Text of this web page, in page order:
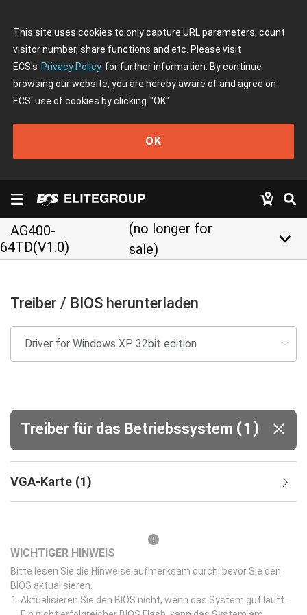
This site uses cookies to only capture URL parameters, count
visitor number, share functions and etc. Please visit
ECS's Privacy Policy for further information. By continue
browsing our website, you are hereby aware of and agree on
ECS' use of cookies by clicking "OK"
OK
AG400-
64TD(V1.0)
(no longer for
sale)
keyboard_arrow_down
Treiber / BIOS herunterladen
Treiber für das Betriebssystem (1 )
VGA-Karte (1)
WICHTIGER HINWEIS
Bitte lesen Sie die Hinweise aufmerksam durch, bevor Sie den
BIOS aktualisieren.
Aktualisieren Sie den BIOS nicht, wenn das System gut lauft.